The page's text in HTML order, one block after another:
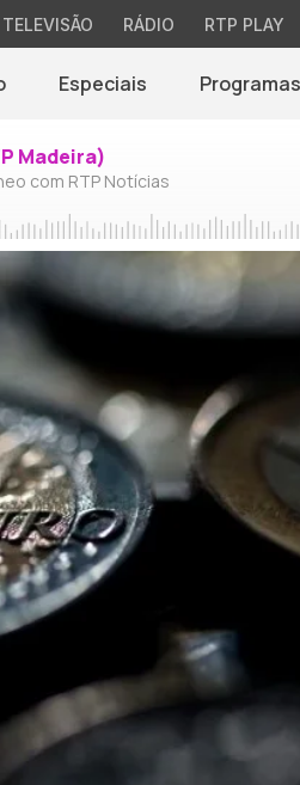
TELEVISÃO RÁDIO RTP PLAY
Especiais Programas
Madeira)
com RTP Notícias